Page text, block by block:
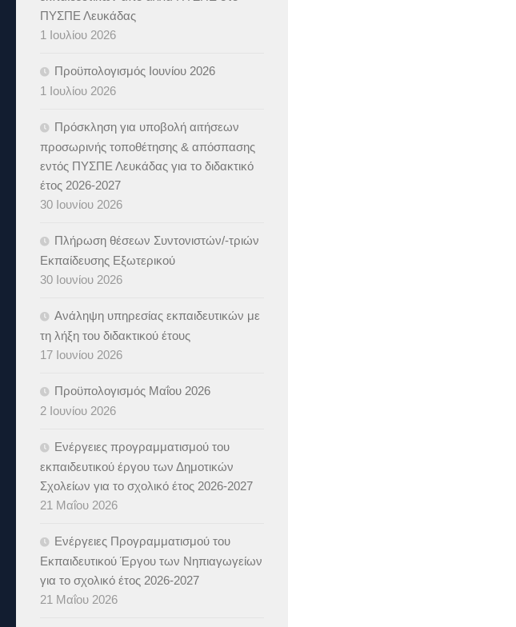
ΠΥΣΠΕ Λευκάδας
1 Ιουλίου 2026
Προϋπολογισμός Ιουνίου 2026
1 Ιουλίου 2026
Πρόσκληση για υποβολή αιτήσεων
προσωρινής τοποθέτησης & απόσπασης
εντός ΠΥΣΠΕ Λευκάδας για το διδακτικό
έτος 2026-2027
30 Ιουνίου 2026
Πλήρωση θέσεων Συντονιστών/-τριών
Εκπαίδευσης Εξωτερικού
30 Ιουνίου 2026
Ανάληψη υπηρεσίας εκπαιδευτικών με
τη λήξη του διδακτικού έτους
17 Ιουνίου 2026
Προϋπολογισμός Μαΐου 2026
2 Ιουνίου 2026
Ενέργειες προγραμματισμού του
εκπαιδευτικού έργου των Δημοτικών
Σχολείων για το σχολικό έτος 2026-2027
21 Μαΐου 2026
Ενέργειες Προγραμματισμού του
Εκπαιδευτικού Έργου των Νηπιαγωγείων
για το σχολικό έτος 2026-2027
21 Μαΐου 2026